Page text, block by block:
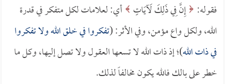
فقوله: إِنَّ فِي ذَلِكَ لَآيَاتٍ أي: لعلامات لكل متفكر في قدرة
الله، ولكل واع مؤمن، وفي الأثر: (تفكروا في خلق الله ولا تفكروا
في ذات الله)؛ إذ ذات الله لا تسعها العقول ولا تصل إليها، وكل ما
خطر على بالك فالله يكون مخالفاً لذلك.